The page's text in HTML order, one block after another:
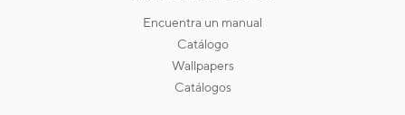
encuentra un manual
catálogo
wallpapers
catálogos